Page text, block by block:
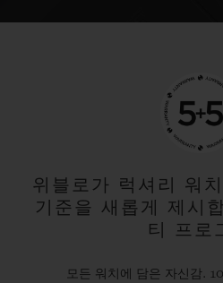
위블로가 럭셔리 워
기준을 새롭게 제시
티 프로
모든 워치에 담은 자신감.